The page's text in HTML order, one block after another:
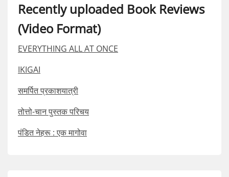
Recently uploaded Book Reviews
(Video Format)
EVERYTHING ALL AT ONCE
IKIGAI
समर्पित प्रकाशयात्री
तोत्तो-चान पुस्तक परिचय
पंडित नेहरू : एक मागोवा